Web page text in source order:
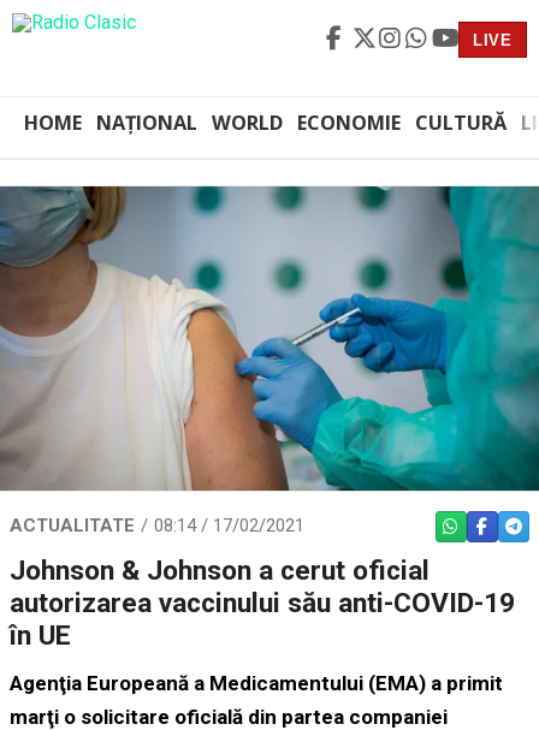
LIVE
HOME NAȚIONAL WORLD ECONOMIE CULTURĂ
ACTUALITATE 08:14 / 17/02/2021 WHATSAPP
Johnson & Johnson a cerut oficial
autorizarea vaccinului său anti-COVID-19
în UE
Agenţia Europeană a Medicamentului (EMA) a primit
marţi o solicitare oficială din partea companiei